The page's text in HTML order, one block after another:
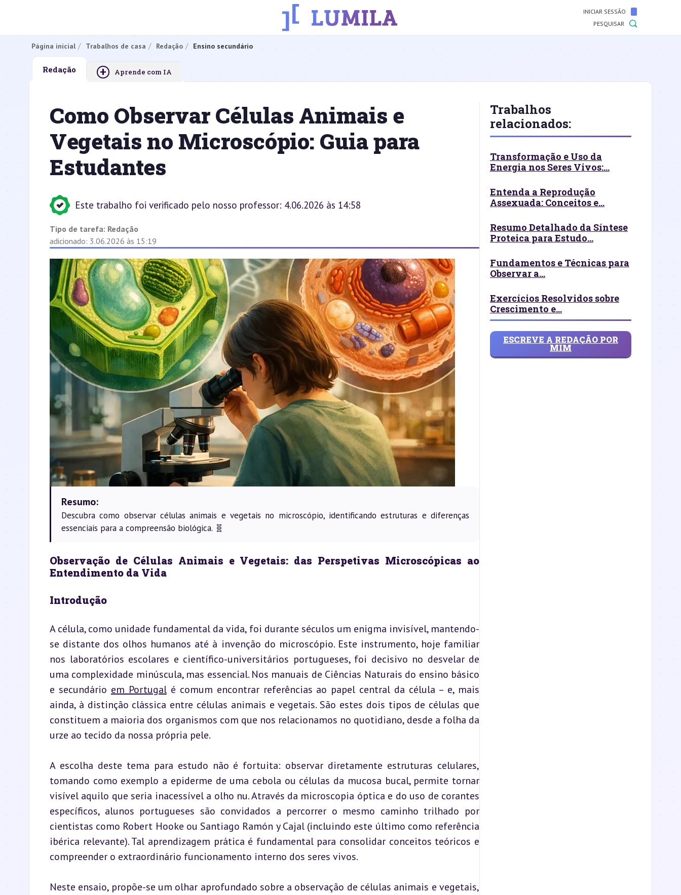
INICIAR SESSÃO
PESQUISAR
Página inicial Trabalhos de casa Redação Ensino secundário
Redação + Aprende com IA
Como Observar Células Animais e
Vegetais no Microscópio: Guia para
Estudantes
Este trabalho foi verificado pelo nosso professor: 4.06.2026 às 14:58
Tipo de tarefa: Redação
adicionado: 3.06.2026 às 15:19
Resumo:
Descubra como observar células animais e vegetais no microscópio, identificando estruturas e diferenças
essenciais para a compreensão biológica. 🧬
Observação de Células Animais e Vegetais: das Perspetivas Microscópicas ao
Entendimento da Vida
Introdução
A célula, como unidade fundamental da vida, foi durante séculos um enigma invisível, mantendo-
se distante dos olhos humanos até à invenção do microscópio. Este instrumento, hoje familiar
nos laboratórios escolares e científico-universitários portugueses, foi decisivo no desvelar de
uma complexidade minúscula, mas essencial. Nos manuais de Ciências Naturais do ensino básico
e secundário em Portugal é comum encontrar referências ao papel central da célula – e, mais
ainda, à distinção clássica entre células animais e vegetais. São estes dois tipos de células que
constituem a maioria dos organismos com que nos relacionamos no quotidiano, desde a folha da
urze ao tecido da nossa própria pele.
A escolha deste tema para estudo não é fortuita: observar diretamente estruturas celulares,
tomando como exemplo a epiderme de uma cebola ou células da mucosa bucal, permite tornar
visível aquilo que seria inacessível a olho nu. Através da microscopia óptica e do uso de corantes
específicos, alunos portugueses são convidados a percorrer o mesmo caminho trilhado por
cientistas como Robert Hooke ou Santiago Ramón y Cajal (incluindo este último como referência
ibérica relevante). Tal aprendizagem prática é fundamental para consolidar conceitos teóricos e
compreender o extraordinário funcionamento interno dos seres vivos.
Neste ensaio, propõe-se um olhar aprofundado sobre a observação de células animais e vegetais,
Trabalhos
relacionados:
Transformação e Uso da
Energia nos Seres Vivos:...
Entenda a Reprodução
Assexuada: Conceitos e...
Resumo Detalhado da Síntese
Proteica para Estudo...
Fundamentos e Técnicas para
Observar a...
Exercícios Resolvidos sobre
Crescimento e...
ESCREVE A REDAÇÃO POR
MIM